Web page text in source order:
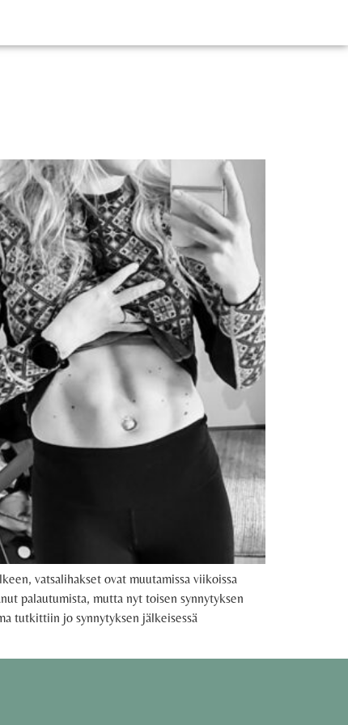
vatsalihakset ovat muutamissa viikoissa
palautumista, mutta nyt toisen synnytyksen
tutkittiin jo synnytyksen jälkeisessä